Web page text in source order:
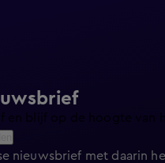
blijf op de hoogte van
nieuwsbrief met daarin